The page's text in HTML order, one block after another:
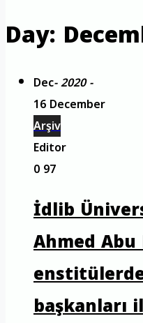
Day:
Dec- 2020 -
16 December
Arşiv
Editor
097
İdlib
Ahmed Abu
başkanları